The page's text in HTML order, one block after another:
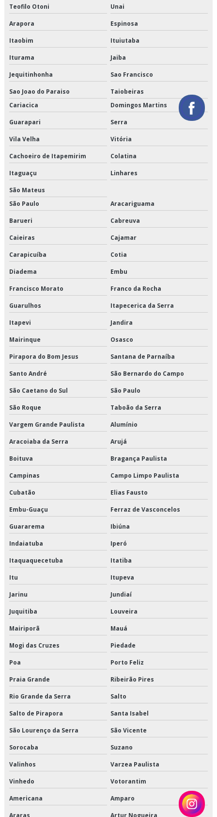
Orçamento de entregas fracionadas
Orçamento de logística de alimentos
Orçamento de logística de alimentos congelados
Orçamento de serviço de entrega de perecíveis
Orçamento de transporte de alimentos perecíveis
Orçamento de transporte de climatizados
Orçamento de transporte de congelados
Orçamento de transporte de refrigerados
Orçamento de transporte dedicado de alimentos
Orçamento de transporte produtos congelados
Orçamento de transporte produtos refrigerados
Serviço de armazenagem de produtos perecíveis
Serviço de armazenagem para alimentos climatizados
Serviço de armazenagem para alimentos congelados
Serviço de armazenagem para alimentos refrigerados
Serviço de armazenamento refrigerado
Serviço de cross docking
Serviço de distribuição de alimentos climatizados
Serviço de distribuição de alimentos congelados
Serviço de distribuição de alimentos refrigerados
Serviço de entrega de perecíveis
Serviço de entrega de perecíveis em são paulo
Serviço de entrega de perecíveis em sp
Serviço de entrega de refrigerados
Serviço de entregas fracionadas
Serviço de logística de alimentos
Serviço de logística de alimentos congelados
Serviço de logística para perecíveis
Serviço de transporte de climatizados
Serviço de transporte de congelados
Serviço de transporte de refrigerados
Serviço de transporte dedicado de alimentos
Serviço de transporte fracionado de alimentos perecíveis
Serviço de transporte produtos congelados
Teofilo Otoni Unai
Arapora Espinosa
Itaobim Ituiutaba
Iturama Jaiba
Jequitinhonha Sao Francisco
Sao Joao do Paraiso
Taiobeiras
Cariacica
Domingos Martins
Guarapari Serra
Vila Velha Vitória
Cachoeiro de Itapemirim Colatina
Itaguaçu Linhares
São Mateus
São Paulo
Aracariguama
Barueri Cabreuva
Caieiras Cajamar
Carapicuíba Cotia
Diadema Embu
Francisco Morato Franco da Rocha
Guarulhos Itapecerica da Serra
Itapevi Jandira
Mairinque Osasco
Pirapora do Bom Jesus Santana de Parnaíba
Santo André São Bernardo do Campo
São Caetano do Sul São Paulo
São Roque Taboão da Serra
Vargem Grande Paulista Alumínio
Aracoiaba da Serra Arujá
Boituva Bragança Paulista
Campinas Campo Limpo Paulista
Cubatão Elias Fausto
Embu-Guaçu Ferraz de Vasconcelos
Guararema Ibiúna
Indaiatuba Iperó
Itaquaquecetuba Itatiba
Itu Itupeva
Jarinu Jundiaí
Juquitiba Louveira
Mairiporã Mauá
Mogi das Cruzes Piedade
Poa Porto Feliz
Praia Grande Ribeirão Pires
Rio Grande da Serra Salto
Salto de Pirapora Santa Isabel
São Lourenço da Serra São Vicente
Sorocaba Suzano
Valinhos Varzea Paulista
Vinhedo Votorantim
Americana Amparo
Araras Artur Nogueira